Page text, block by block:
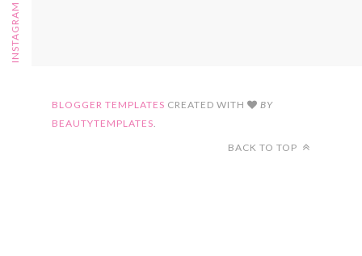
FOLLOW ON INSTAGRAM BLOGGER TEMPLATES CREATED WITH
BY
BEAUTYTEMPLATES
BACK TO TOP